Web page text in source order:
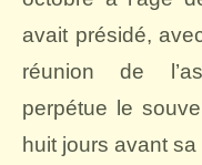
avait présidé,
réunion de
perpétue le
huit jours avant sa